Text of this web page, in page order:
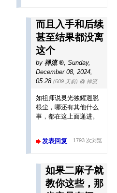
而且入手和后续
甚至结果都没离
这个
by 禅流 , Sunday,
December 08, 2024,
05:28 (609 天前) @ 禅流
如祖师说灵光独耀迥脱
根尘，哪还有其他什么
事，都在这上面递进。
发表回复 1793 次浏览
如果二麻子就
教你这些，那